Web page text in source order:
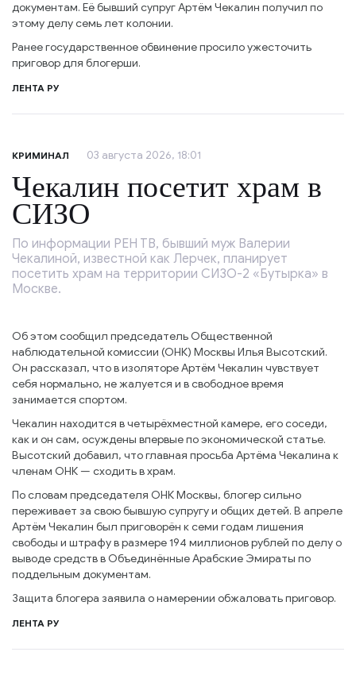
документам. Её бывший супруг Артём Чекалин получил по
этому делу семь лет колонии.
Ранее государственное обвинение просило ужесточить
приговор для блогерши.
ЛЕНТА РУ
КРИМИНАЛ 03 августа 2026, 18:01
Чекалин посетит храм в
СИЗО
По информации РЕН ТВ, бывший муж Валерии
Чекалиной, известной как Лерчек, планирует
посетить храм на территории СИЗО-2 «Бутырка» в
Москве.
Об этом сообщил председатель Общественной
наблюдательной комиссии (ОНК) Москвы Илья Высотский.
Он рассказал, что в изоляторе Артём Чекалин чувствует
себя нормально, не жалуется и в свободное время
занимается спортом.
Чекалин находится в четырёхместной камере, его соседи,
как и он сам, осуждены впервые по экономической статье.
Высотский добавил, что главная просьба Артёма Чекалина к
членам ОНК — сходить в храм.
По словам председателя ОНК Москвы, блогер сильно
переживает за свою бывшую супругу и общих детей. В апреле
Артём Чекалин был приговорён к семи годам лишения
свободы и штрафу в размере 194 миллионов рублей по делу о
выводе средств в Объединённые Арабские Эмираты по
поддельным документам.
Защита блогера заявила о намерении обжаловать приговор.
ЛЕНТА РУ